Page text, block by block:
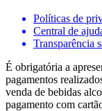
Políticas de
Central de
Transparência
É obrigatória a
pagamentos
venda de bebidas
pagamento com